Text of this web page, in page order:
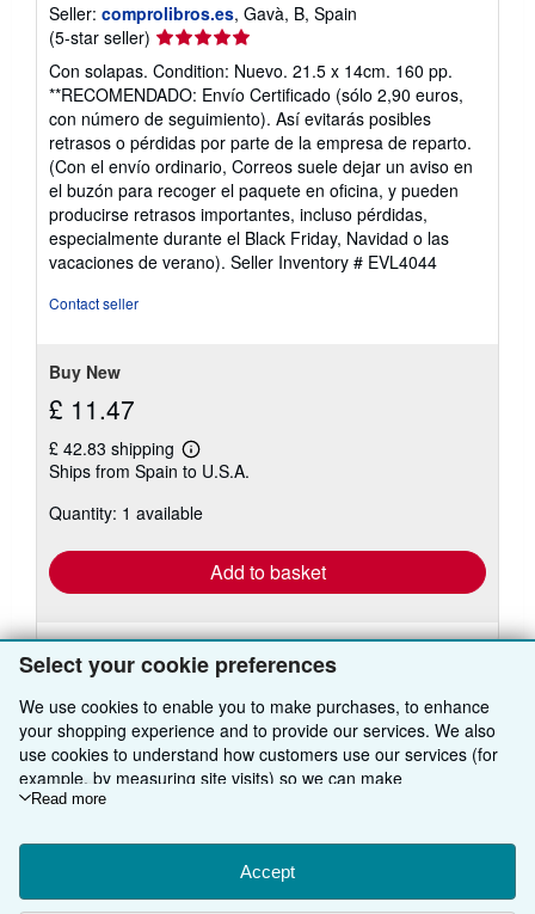
Select your cookie preferences
We use cookies to enable you to make purchases, to enhance
your shopping experience and to provide our services. We also
use cookies to understand how customers use our services (for
example, by measuring site visits) so we can make
improvements. If you agree, we'll also use third-party cookies to
Choose "Decline" to reject, or "Customise" to learn more. You can
change your choices at any time by visiting
To learn more about how cookies are used, please visit our
Read more
Accept
Seller: comprolibros.es, Gavà, B, Spain
(5-star seller) Seller
rating
5
out
of
5
stars
Con solapas. Condition: Nuevo. 21.5 x 14cm. 160 pp.
**RECOMENDADO: Envío Certificado (sólo 2,90 euros,
con número de seguimiento). Así evitarás posibles
retrasos o pérdidas por parte de la empresa de reparto.
(Con el envío ordinario, Correos suele dejar un aviso en
el buzón para recoger el paquete en oficina, y pueden
producirse retrasos importantes, incluso pérdidas,
especialmente durante el Black Friday, Navidad o las
vacaciones de verano). Seller Inventory # EVL4044
Contact seller
Buy New
£ 11.47
£ 42.83 shipping
Learn
more
shipping
Ships from Spain to U.S.A.
Quantity: 1 available
Add to basket
BACK TO TOP
Browse Collections
Start Selling
About Us